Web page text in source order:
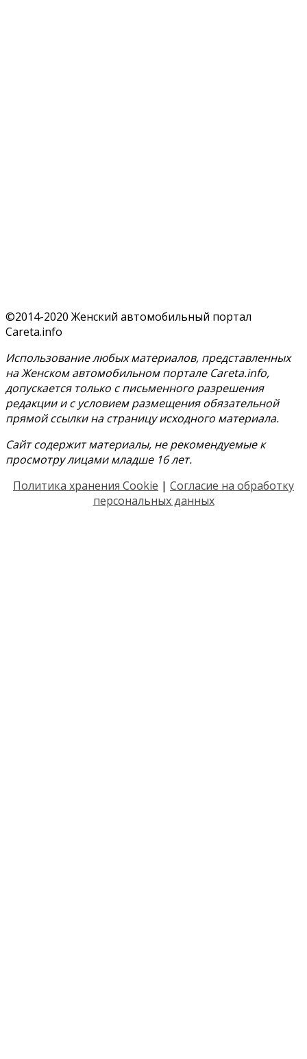
©2014-2020 Женский автомобильный портал
Careta.info
Использование любых материалов, представленных
на Женском автомобильном портале Careta.info,
допускается только с письменного разрешения
редакции и с условием размещения обязательной
прямой ссылки на страницу исходного материала.
Сайт содержит материалы, не рекомендуемые к
просмотру лицами младше 16 лет.
Политика хранения Cookie | Согласие на обработку
персональных данных